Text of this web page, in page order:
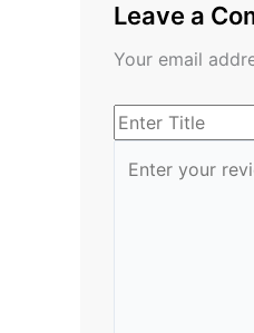
Leave a
Your email